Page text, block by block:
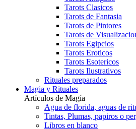
Tarots Clasicos
Tarots de Fantasia
Tarots de Pintores
Tarots de
Tarots Egipcios
Tarots Eroticos
Tarots Esotericos
Tarots Ilustrativos
Rituales preparados
Magia y Rituales
Artículos de Magía
Agua de florida, aguas de
Tintas, Plumas, papiros o
Libros en blanco